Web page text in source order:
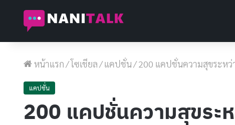
หน้าแรก/โซเชียล/แคปชั่น/200 แคปชั่นความสุขระห
แคปชั่น
200 แคปชั่นความสุขระ